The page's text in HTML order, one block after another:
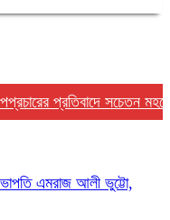
প্রতিবাদে সচেতন মহলের
সভাপতি এমরাজ আলী ভুট্টো,